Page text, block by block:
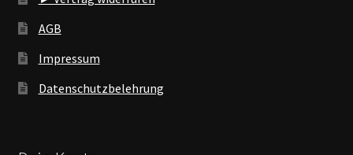
AGB
Impressum
Datenschutzbelehrung